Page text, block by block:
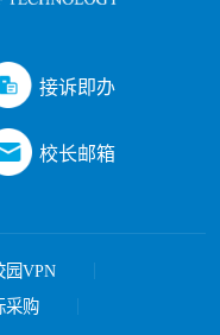
接诉即办
校长邮箱
园VPN
采购